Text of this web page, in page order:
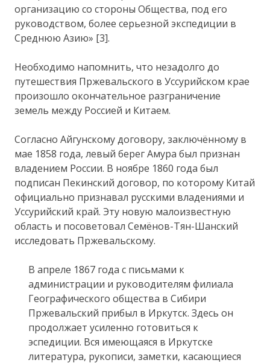
организацию со стороны Общества, под его
руководством, более серьезной экспедиции в
Среднюю Азию» [3].
Необходимо напомнить, что незадолго до
путешествия Пржевальского в Уссурийском крае
произошло окончательное разграничение
земель между Россией и Китаем.
Согласно Айгунскому договору, заключённому в
мае 1858 года, левый берег Амура был признан
владением России. В ноябре 1860 года был
подписан Пекинский договор, по которому Китай
официально признавал русскими владениями и
Уссурийский край. Эту новую малоизвестную
область и посоветовал Семёнов-Тян-Шанский
исследовать Пржевальскому.
В апреле 1867 года с письмами к
администрации и руководителям филиала
Географического общества в Сибири
Пржевальский прибыл в Иркутск. Здесь он
продолжает усиленно готовиться к
эспедиции. Вся имеющаяся в Иркутске
литература, рукописи, заметки, касающиеся